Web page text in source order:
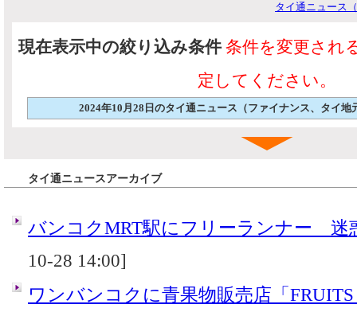
タイ通ニュース
現在表示中の絞り込み条件 条件を変更され
定してください。
2024年10月28日のタイ通ニュース（ファイナンス、タイ地
タイ通ニュースアーカイブ
バンコクMRT駅にフリーランナー 迷
10-28 14:00]
ワンバンコクに青果物販売店「